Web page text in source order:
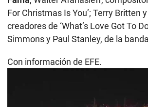
For Christmas Is You’; Terry Britten
creadores de ‘What’s Love Got To
Simmons y Paul Stanley, de la
Con información de EFE.